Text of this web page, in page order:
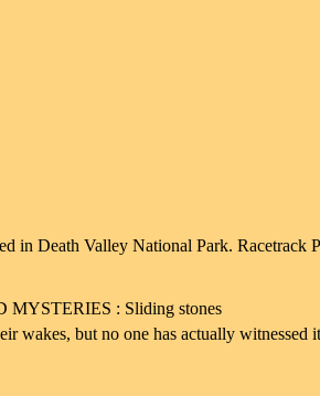
in Death Valley National Park.
wakes, but no one has actually witnessed